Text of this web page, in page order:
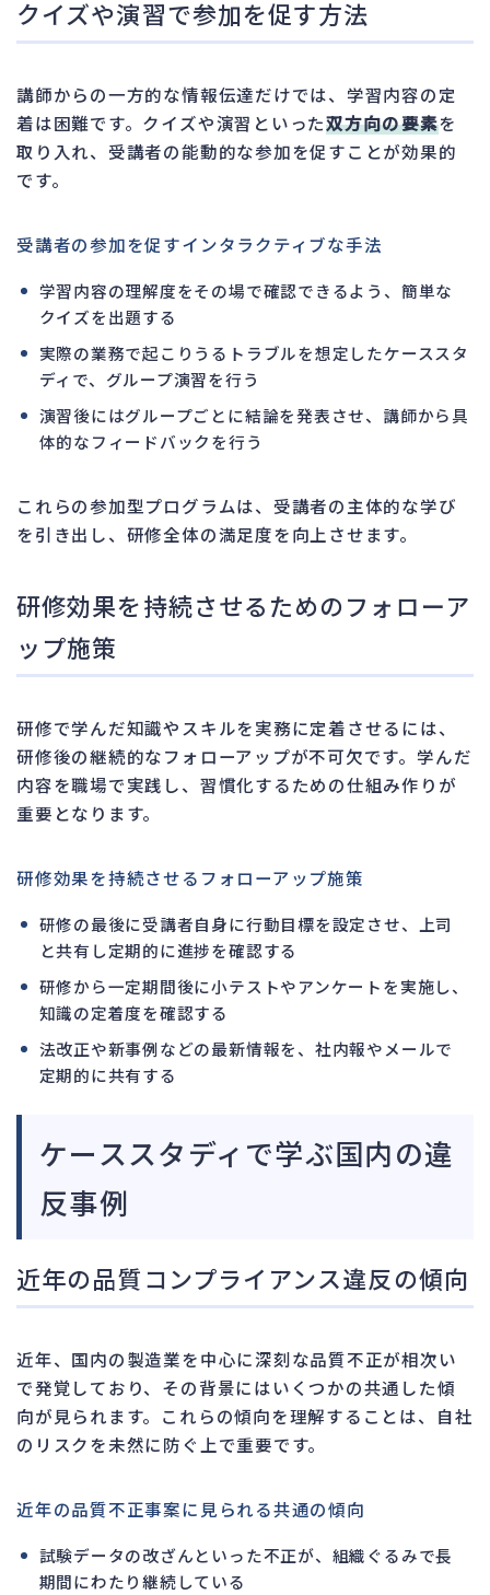
クイズや演習で参加を促す方法
講師からの一方的な情報伝達だけでは、学習内容の定
着は困難です。クイズや演習といった双方向の要素を
取り入れ、受講者の能動的な参加を促すことが効果的
です。
受講者の参加を促すインタラクティブな手法
学習内容の理解度をその場で確認できるよう、簡単な
クイズを出題する
実際の業務で起こりうるトラブルを想定したケーススタ
ディで、グループ演習を行う
演習後にはグループごとに結論を発表させ、講師から具
体的なフィードバックを行う
これらの参加型プログラムは、受講者の主体的な学び
を引き出し、研修全体の満足度を向上させます。
研修効果を持続させるためのフォローア
ップ施策
研修で学んだ知識やスキルを実務に定着させるには、
研修後の継続的なフォローアップが不可欠です。学んだ
内容を職場で実践し、習慣化するための仕組み作りが
重要となります。
研修効果を持続させるフォローアップ施策
研修の最後に受講者自身に行動目標を設定させ、上司
と共有し定期的に進捗を確認する
研修から一定期間後に小テストやアンケートを実施し、
知識の定着度を確認する
法改正や新事例などの最新情報を、社内報やメールで
定期的に共有する
ケーススタディで学ぶ国内の違
反事例
近年の品質コンプライアンス違反の傾向
近年、国内の製造業を中心に深刻な品質不正が相次い
で発覚しており、その背景にはいくつかの共通した傾
向が見られます。これらの傾向を理解することは、自社
のリスクを未然に防ぐ上で重要です。
近年の品質不正事案に見られる共通の傾向
試験データの改ざんといった不正が、組織ぐるみで長
期間にわたり継続している